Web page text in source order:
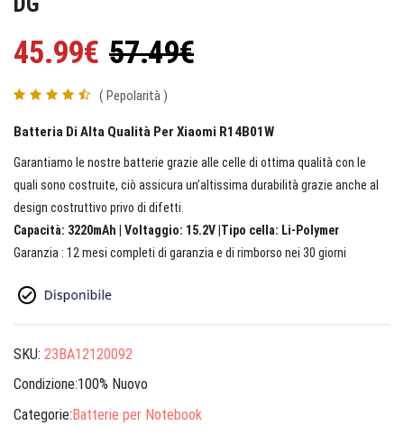
45.99€ 57.49€
( Pepolarità )
Batteria Di Alta Qualità Per Xiaomi R14B01W
Garantiamo le nostre batterie grazie alle celle di ottima qualità con le
quali sono costruite, ciò assicura un’altissima durabilità grazie anche al
design costruttivo privo di difetti.
Capacità: 3220mAh | Voltaggio: 15.2V |Tipo cella: Li-Polymer
Garanzia : 12 mesi completi di garanzia e di rimborso nei 30 giorni
SKU: 23BA12120092
Condizione:100% Nuovo
Categorie:Batterie per Notebook